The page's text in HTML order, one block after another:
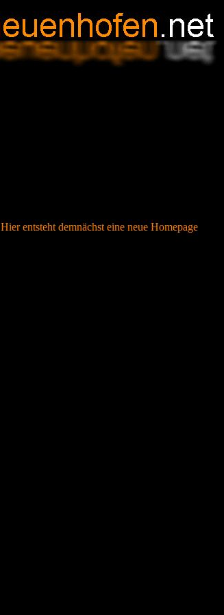
Hier entsteht demnächst eine neue Homepage